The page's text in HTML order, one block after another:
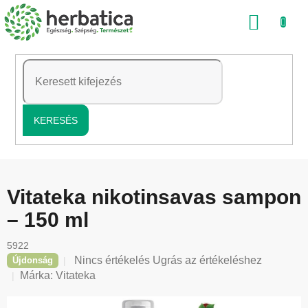
Ugrás
a
tartalomhoz
KERESÉS
Vitateka nikotinsavas sampon
– 150 ml
5922
Újdonság
A
termék
értékelése
Nincs értékelés Ugrás az értékeléshez
Márka: Vitateka